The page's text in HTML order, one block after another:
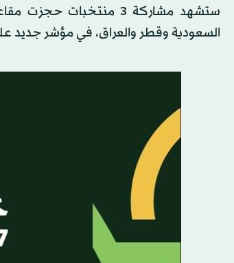
السعودية وقطر والعراق، في مؤشر جديد